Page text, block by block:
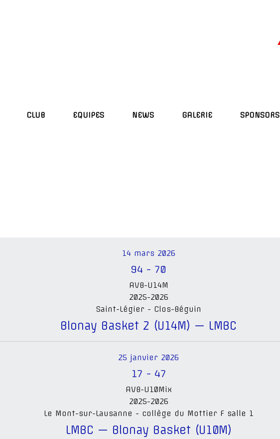
CLUB EQUIPES NEWS GALERIE SPONSORS
14 mars 2026
94 - 70
AVB-U14M
2025-2026
Saint-Légier - Clos-Béguin
Blonay Basket 2 (U14M) — LMBC
25 janvier 2026
17 - 47
AVB-U10Mix
2025-2026
Le Mont-sur-Lausanne - collège du Mottier F salle 1
LMBC — Blonay Basket (U10M)